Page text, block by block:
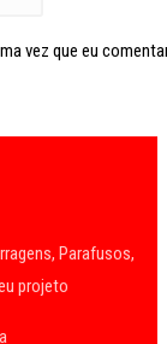
vez que eu
Parafusos,
projeto